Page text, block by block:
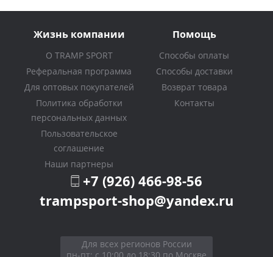
Жизнь компании
О TRAMP SPORT
Реферальная программа
Для оптовых покупателей
Политика обработки
персональных данных
Пользовательское
соглашение
Наши партнеры
Помощь
Способы оплаты
Способы доставки
Возврат товара
Контакты
+7 (926) 466-98-56
trampsport-shop@yandex.ru
Для всех регионов России
пн-пт: с 10:00 до 18:30 по Москве